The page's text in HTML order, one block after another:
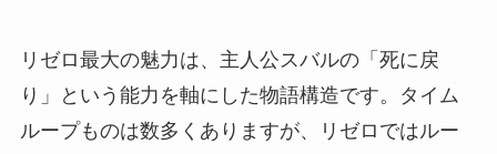
リゼロ最大の魅力は、主人公スバルの「死に戻
り」という能力を軸にした物語構造です。タイム
ループものは数多くありますが、リゼロではルー